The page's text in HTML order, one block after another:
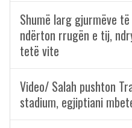
Shumë larg gjurmëve
ndërton rrugën e tij,
tetë vite
Video/ Salah pushton
stadium, egjiptiani